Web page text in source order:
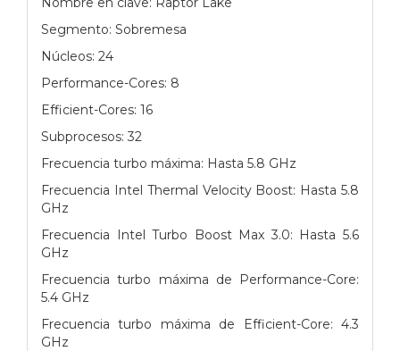
Segmento: Sobremesa
Núcleos: 24
Performance-Cores: 8
Efficient-Cores: 16
Subprocesos: 32
Frecuencia turbo máxima: Hasta 5.8 GHz
Frecuencia Intel Thermal Velocity Boost: Hasta 5.8
GHz
Frecuencia Intel Turbo Boost Max 3.0: Hasta 5.6
GHz
Frecuencia turbo máxima de Performance-Core:
5.4 GHz
Frecuencia turbo máxima de Efficient-Core: 4.3
GHz